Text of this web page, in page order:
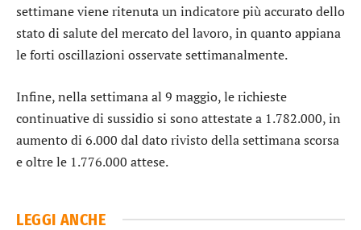
settimane viene ritenuta un indicatore più accurato dello
stato di salute del mercato del lavoro, in quanto appiana
le forti oscillazioni osservate settimanalmente.
Infine, nella settimana al 9 maggio, le richieste
continuative di sussidio si sono attestate a 1.782.000, in
aumento di 6.000 dal dato rivisto della settimana scorsa
e oltre le 1.776.000 attese.
LEGGI ANCHE